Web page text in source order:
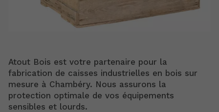
Atout Bois est votre partenaire pour la
fabrication de caisses industrielles en bois sur
mesure à Chambéry. Nous assurons la
protection optimale de vos équipements
sensibles et lourds.